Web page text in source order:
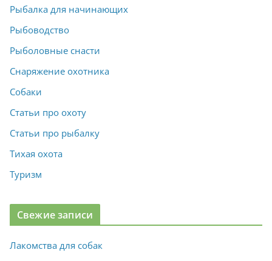
Рыбалка для начинающих
Рыбоводство
Рыболовные снасти
Снаряжение охотника
Собаки
Статьи про охоту
Статьи про рыбалку
Тихая охота
Туризм
Свежие записи
Лакомства для собак